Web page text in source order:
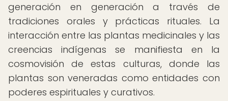
generación en generación a través de
tradiciones orales y prácticas rituales. La
interacción entre las plantas medicinales y las
creencias indígenas se manifiesta en la
cosmovisión de estas culturas, donde las
plantas son veneradas como entidades con
poderes espirituales y curativos.